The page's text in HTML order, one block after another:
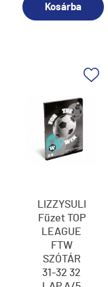
Kosárba
LIZZYSULI
Füzet TOP
LEAGUE
FTW
SZÓTÁR
31-32 32